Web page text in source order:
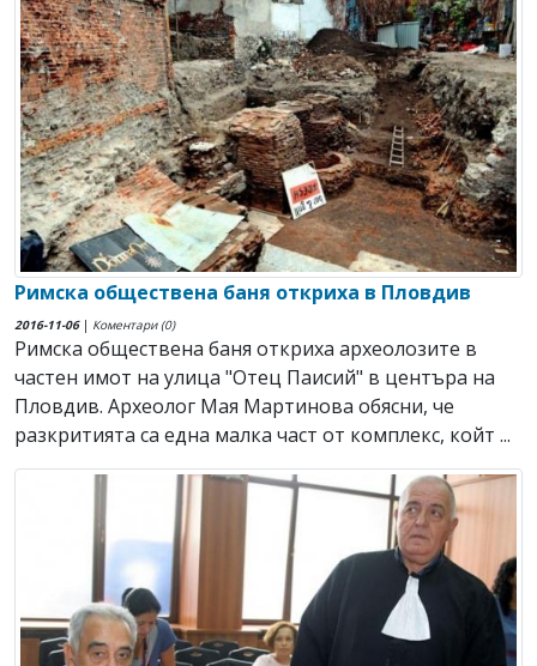
Римска обществена баня откриха в Пловдив
2016-11-06| Коментари (0)
Римска обществена баня откриха археолозите в
частен имот на улица "Отец Паисий" в центъра на
Пловдив. Археолог Мая Мартинова обясни, че
разкритията са една малка част от комплекс, койт ...